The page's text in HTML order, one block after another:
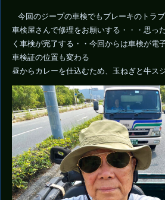
今回のジープの車検でもブレーキのトラ
車検屋さんで修理をお願いする・・・思っ
く車検が完了する・・今回からは車検が電
車検証の位置も変わる
昼からカレーを仕込むため、玉ねぎと牛ス